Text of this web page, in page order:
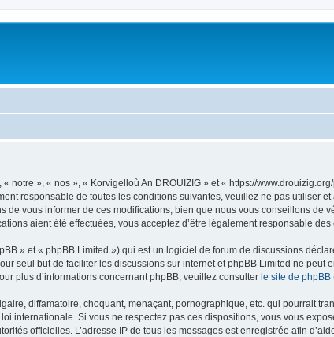
notre », « nos », « Korvigelloù An DROUIZIG » et « https://
responsable de toutes les conditions suivantes, veuillez ne pas utiliser
de vous informer de ces modifications, bien que nous vous conseillons de
aient été effectuées, vous acceptez d’être légalement responsable
» et « phpBB Limited ») qui est un logiciel de forum de discussions
seul but de faciliter les discussions sur internet et phpBB Limited ne peut
plus d’informations concernant phpBB, veuillez consulter le site de phpBB
diffamatoire, choquant, menaçant, pornographique, etc. qui pourrait
internationale. Si vous ne respectez pas ces dispositions, vous vous
officielles. L’adresse IP de tous les messages est enregistrée afin